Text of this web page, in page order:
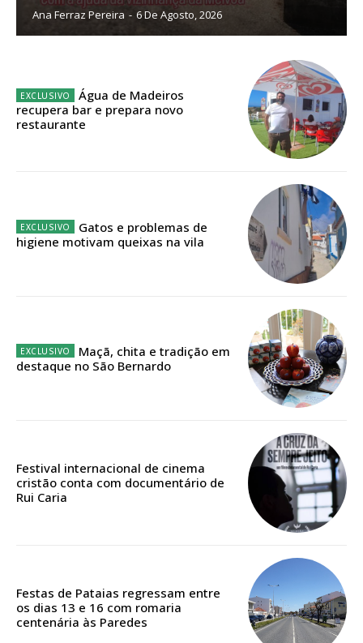
Sendo assinante terá acesso a todos os conteúdos exclusivos e versões
12 meses
Edição em papel entregue à Quinta-feira em sua
Acesso ao conteúdo online
Acesso aos conteúdos Exclusivos para
16€
Ana Ferraz Pereira - 6 De Agosto, 2026
Água de Madeiros
recupera bar e prepara novo
restaurante
Gatos e problemas de
higiene motivam queixas na vila
Maçã, chita e tradição em
destaque no São Bernardo
Festival internacional de cinema
cristão conta com documentário de
Rui Caria
Festas de Pataias regressam entre
os dias 13 e 16 com romaria
centenária às Paredes